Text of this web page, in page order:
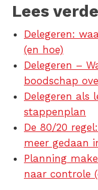
Lees
Delegeren:
(en hoe)
Delegeren –
boodschap
Delegeren als
stappenplan
De 80/20
meer gedaan
Planning
naar controle